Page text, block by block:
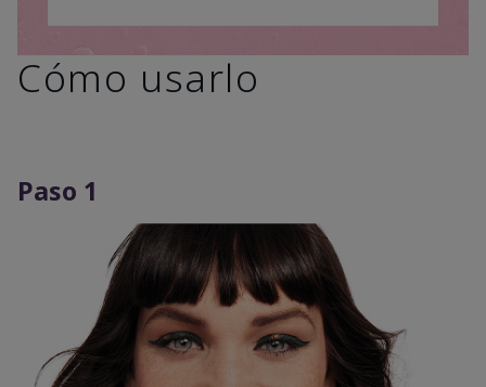
Cómo usarlo
Paso 1